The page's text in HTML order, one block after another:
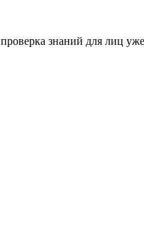
проверка знаний для лиц